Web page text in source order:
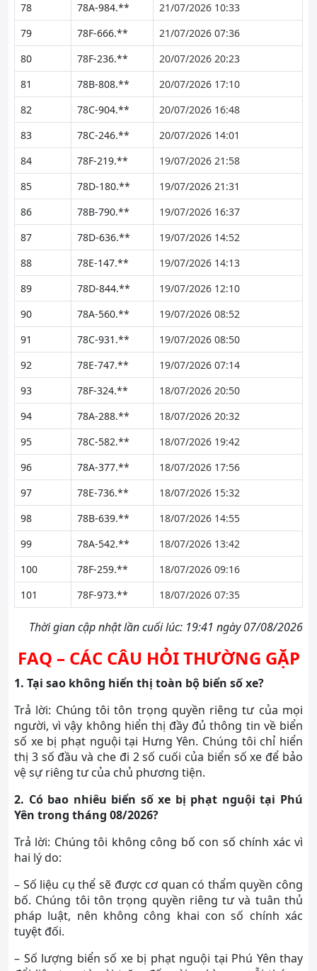
78
78A-984.**
21/07/2026 10:33
79
78F-666.**
21/07/2026 07:36
80
78F-236.**
20/07/2026 20:23
81
78B-808.**
20/07/2026 17:10
82
78C-904.**
20/07/2026 16:48
83
78C-246.**
20/07/2026 14:01
84
78F-219.**
19/07/2026 21:58
85
78D-180.**
19/07/2026 21:31
86
78B-790.**
19/07/2026 16:37
87
78D-636.**
19/07/2026 14:52
88
78E-147.**
19/07/2026 14:13
89
78D-844.**
19/07/2026 12:10
90
78A-560.**
19/07/2026 08:52
91
78C-931.**
19/07/2026 08:50
92
78E-747.**
19/07/2026 07:14
93
78F-324.**
18/07/2026 20:50
94
78A-288.**
18/07/2026 20:32
95
78C-582.**
18/07/2026 19:42
96
78A-377.**
18/07/2026 17:56
97
78E-736.**
18/07/2026 15:32
98
78B-639.**
18/07/2026 14:55
99
78A-542.**
18/07/2026 13:42
100
78F-259.**
18/07/2026 09:16
101
78F-973.** 18/07/2026 07:35
Thời gian cập nhật lần cuối lúc: 19:41 ngày 07/08/2026
FAQ – CÁC CÂU HỎI THƯỜNG GẶP
1. Tại sao không hiển thị toàn bộ biển số xe?
Trả lời: Chúng tôi tôn trọng quyền riêng tư của mọi
người, vì vậy không hiển thị đầy đủ thông tin về biển
số xe bị phạt nguội tại Hưng Yên. Chúng tôi chỉ hiển
thị 3 số đầu và che đi 2 số cuối của biển số xe để bảo
vệ sự riêng tư của chủ phương tiện.
2. Có bao nhiêu biển số xe bị phạt nguội tại Phú
Yên trong tháng 08/2026?
Trả lời: Chúng tôi không công bố con số chính xác vì
hai lý do:
– Số liệu cụ thể sẽ được cơ quan có thẩm quyền công
bố. Chúng tôi tôn trọng quyền riêng tư và tuân thủ
pháp luật, nên không công khai con số chính xác
tuyệt đối.
– Số lượng biển số xe bị phạt nguội tại Phú Yên thay